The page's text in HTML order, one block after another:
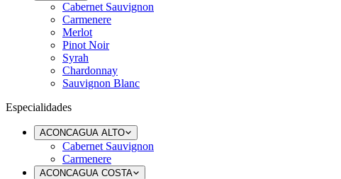
Cabernet Sauvignon
Carmenere
Merlot
Pinot Noir
Syrah
Chardonnay
Sauvignon Blanc
Especialidades
ACONCAGUA ALTO
Cabernet Sauvignon
Carmenere
ACONCAGUA COSTA